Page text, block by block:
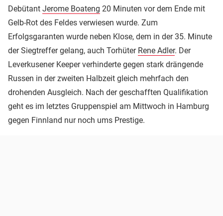
Debütant Jerome Boateng 20 Minuten vor dem Ende mit
Gelb-Rot des Feldes verwiesen wurde. Zum
Erfolgsgaranten wurde neben Klose, dem in der 35. Minute
der Siegtreffer gelang, auch Torhüter Rene Adler. Der
Leverkusener Keeper verhinderte gegen stark drängende
Russen in der zweiten Halbzeit gleich mehrfach den
drohenden Ausgleich. Nach der geschafften Qualifikation
geht es im letztes Gruppenspiel am Mittwoch in Hamburg
gegen Finnland nur noch ums Prestige.